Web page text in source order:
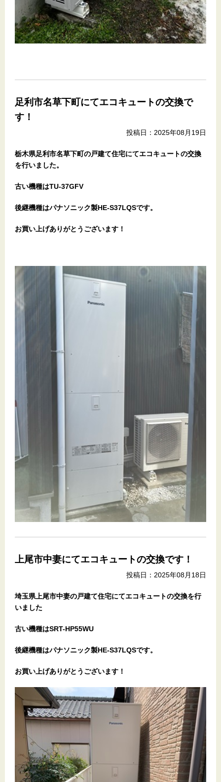
足利市名草下町にてエコキュートの交換で
す！
投稿日：2025年08月19日
栃木県足利市名草下町の戸建て住宅にてエコキュートの交換
を行いました。
古い機種はTU-37GFV
後継機種はパナソニック製HE-S37LQSです。
お買い上げありがとうございます ！
上尾市中妻にてエコキュートの交換です！
投稿日：2025年08月18日
埼玉県上尾市中妻の戸建て住宅にてエコキュートの交換を行
いました
古い機種はSRT-HP55WU
後継機種はパナソニック製HE-S37LQSです。
お買い上げありがとうございます ！